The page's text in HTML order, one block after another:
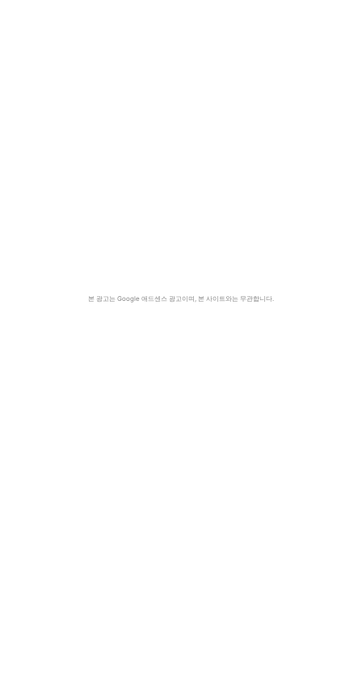
본 광고는 Google 애드센스 광고이며, 본 사이트와는 무관합니다.